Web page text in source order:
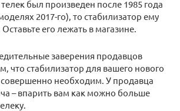
был произведен после 1985 года
2017-го), то стабилизатор ему
его лежать в магазине.
заверения продавцов
что стабилизатор для вашего нового
совершенно необходим. У продавца
– впарить вам как можно больше